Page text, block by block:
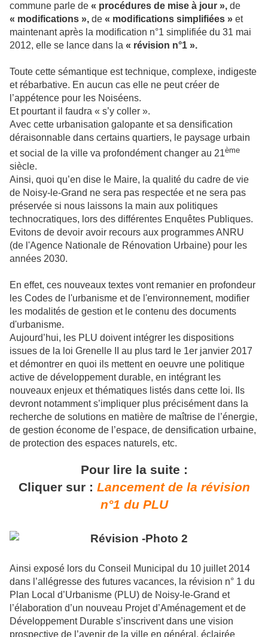
commune parle de « procédures de mise à jour », de
« modifications », de « modifications simplifiées » et
maintenant après la modification n°1 simplifiée du 31 mai
2012, elle se lance dans la « révision n°1 ».
Toute cette sémantique est technique, complexe, indigeste
et rébarbative. En aucun cas elle ne peut créer de
l’appétence pour les Noiséens.
Et pourtant il faudra « s’y coller ».
Avec cette urbanisation galopante et sa densification
déraisonnable dans certains quartiers, le paysage urbain
et social de la ville va profondément changer au 21ème
siècle.
Ainsi, quoi qu’en dise le Maire, la qualité du cadre de vie
de Noisy-le-Grand ne sera pas respectée et ne sera pas
préservée si nous laissons la main aux politiques
technocratiques, lors des différentes Enquêtes Publiques.
Evitons de devoir avoir recours aux programmes ANRU
(de l'Agence Nationale de Rénovation Urbaine) pour les
années 2030.
En effet, ces nouveaux textes vont remanier en profondeur
les Codes de l'urbanisme et de l'environnement, modifier
les modalités de gestion et le contenu des documents
d'urbanisme.
Aujourd’hui, les PLU doivent intégrer les dispositions
issues de la loi Grenelle II au plus tard le 1er janvier 2017
et démontrer en quoi ils mettent en oeuvre une politique
active de développement durable, en intégrant les
nouveaux enjeux et thématiques listés dans cette loi. Ils
devront notamment s’impliquer plus précisément dans la
recherche de solutions en matière de maîtrise de l’énergie,
de gestion économe de l’espace, de densification urbaine,
de protection des espaces naturels, etc.
Pour lire la suite :
Cliquer sur : Lancement de la révision
n°1 du PLU
Ainsi exposé lors du Conseil Municipal du 10 juillet 2014
dans l’allégresse des futures vacances, la révision n° 1 du
Plan Local d’Urbanisme (PLU) de Noisy-le-Grand et
l’élaboration d’un nouveau Projet d’Aménagement et de
Développement Durable s’inscrivent dans une vision
prospective de l’avenir de la ville en général, éclairée